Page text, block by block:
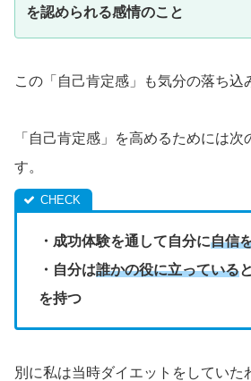
を認められる感情のこと
この「自己肯定感」も気分の落ち込
「自己肯定感」を高めるためには
す。
・成功体験を通して自分に自信
・自分は誰かの役に立っている
を持つ
別に私は当時ダイエットをしていた